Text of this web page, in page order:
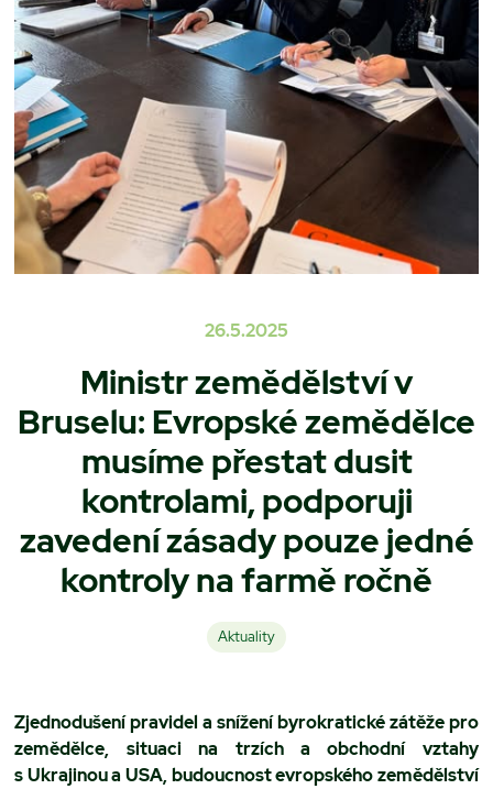
26.5.2025
Ministr zemědělství v
Bruselu: Evropské zemědělce
musíme přestat dusit
kontrolami, podporuji
zavedení zásady pouze jedné
kontroly na farmě ročně
Aktuality
Zjednodušení pravidel a snížení byrokratické zátěže pro
zemědělce, situaci na trzích a obchodní vztahy
s Ukrajinou a USA, budoucnost evropského zemědělství